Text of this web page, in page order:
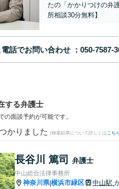
たの「かかりつけの弁
所相談30分無料】
電話でお問い合わせ
する弁護士
の面談予約が可能です。
かりました (検索結果について詳しくは こち
長谷川 篤司 弁護士
中山総合法律事務所
神奈川県|横浜市緑区 中山駅